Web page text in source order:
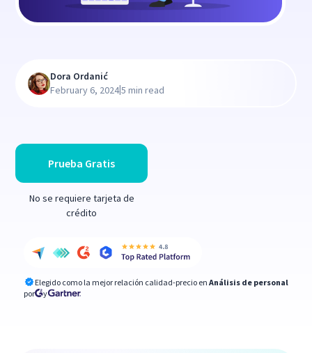
Prueba Gratis
No se requiere tarjeta de
crédito
Elegido como la mejor relación calidad-precio en Análisis de personal
por
y
Dora Ordanić
February 6, 2024|5 min read